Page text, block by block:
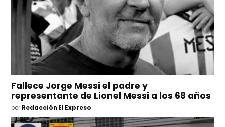
Fallece Jorge Messi el padre y
representante de Lionel Messi a los 68 años
por Redacción El Expreso